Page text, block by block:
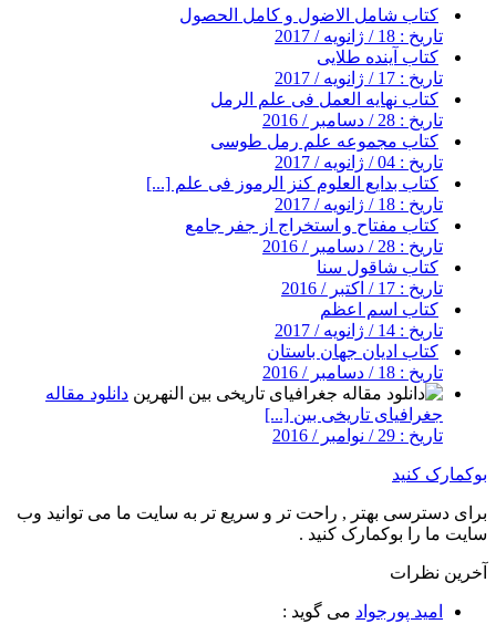
کتاب شامل الاضول و کامل الحصول
تاریخ : 18 / ژانویه / 2017
کتاب آینده طلایی
تاریخ : 17 / ژانویه / 2017
کتاب نهایه العمل فی علم الرمل
تاریخ : 28 / دسامبر / 2016
کتاب مجموعه علم رمل طوسی
تاریخ : 04 / ژانویه / 2017
کتاب بدایع العلوم کنز الرموز فی علم [...]
تاریخ : 18 / ژانویه / 2017
کتاب مفتاح و استخراج از جفر جامع
تاریخ : 28 / دسامبر / 2016
کتاب شاقول سنا
تاریخ : 17 / اکتبر / 2016
کتاب اسم اعظم
تاریخ : 14 / ژانویه / 2017
کتاب ادیان جهان باستان
تاریخ : 18 / دسامبر / 2016
دانلود مقاله
جغرافیای تاریخی بین [...]
تاریخ : 29 / نوامبر / 2016
بوکمارک کنید
برای دسترسی بهتر , راحت تر و سریع تر به سایت ما می توانید وب
سایت ما را بوکمارک کنید .
آخرین نظرات
امید پورجواد می گوید :